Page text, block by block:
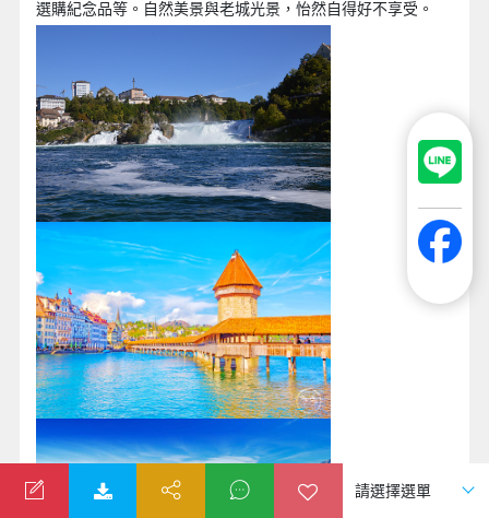
選購紀念品等。自然美景與老城光景，怡然自得好不享受。